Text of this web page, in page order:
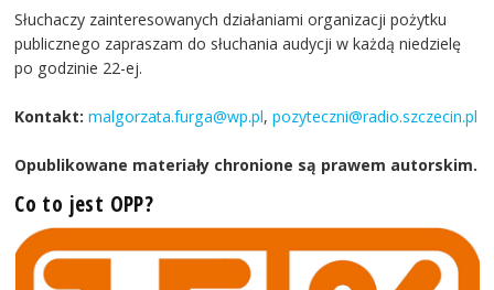
Słuchaczy zainteresowanych działaniami organizacji pożytku
publicznego zapraszam do słuchania audycji w każdą niedzielę
po godzinie 22-ej.
Kontakt: malgorzata.furga@wp.pl,pozyteczni@radio.szczecin.pl
Opublikowane materiały chronione są prawem autorskim.
Co to jest OPP?